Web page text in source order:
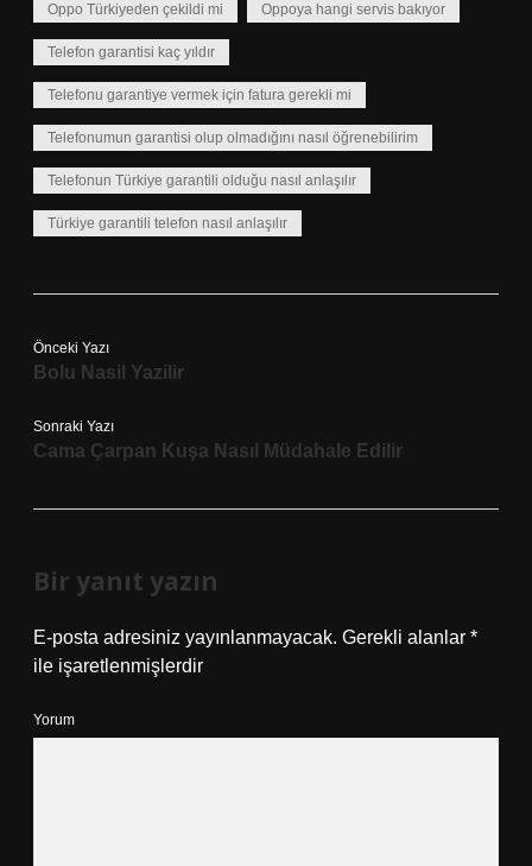
Oppo Türkiyeden çekildi mi Oppoya hangi servis bakıyor
Telefon garantisi kaç yıldır
Telefonu garantiye vermek için fatura gerekli mi
Telefonumun garantisi olup olmadığını nasıl öğrenebilirim
Telefonun Türkiye garantili olduğu nasıl anlaşılır
Türkiye garantili telefon nasıl anlaşılır
Önceki Yazı
Bolu Nasil Yazilir
Sonraki Yazı
Cama Çarpan Kuşa Nasıl Müdahale Edilir
Bir yanıt yazın
E-posta adresiniz yayınlanmayacak. Gerekli alanlar *
ile işaretlenmişlerdir
Yorum